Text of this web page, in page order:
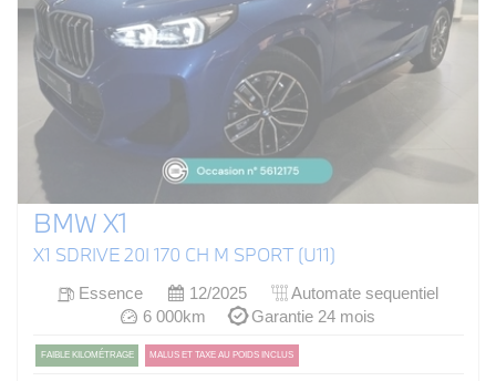
BMW X1
X1 SDRIVE 20I 170 CH M SPORT (U11)
Essence 12/2025
Automate sequentiel
6 000km
Garantie 24 mois
FAIBLE KILOMÉTRAGE MALUS ET TAXE AU POIDS INCLUS